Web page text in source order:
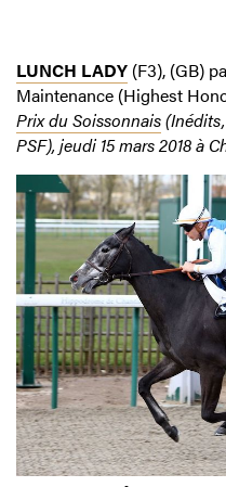
LUNCH LADY (F3), (GB)
Maintenance (Highest
Prix du Soissonnais
PSF), jeudi 15 mars 2018 à